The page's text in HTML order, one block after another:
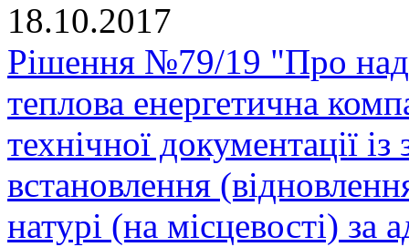
18.10.2017
Рішення №79/19 "Про
теплова енергетична
технічної документації
встановлення
натурі (на місцевості)